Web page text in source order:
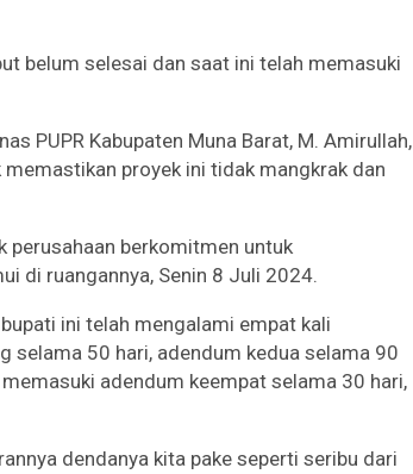
belum selesai dan saat ini telah memasuki
PUPR Kabupaten Muna Barat, M. Amirullah,
proyek ini tidak mangkrak dan
perusahaan berkomitmen untuk
di ruangannya, Senin 8 Juli 2024.
ini telah mengalami empat kali
selama 50 hari, adendum kedua selama 90
adendum keempat selama 30 hari,
dendanya kita pake seperti seribu dari